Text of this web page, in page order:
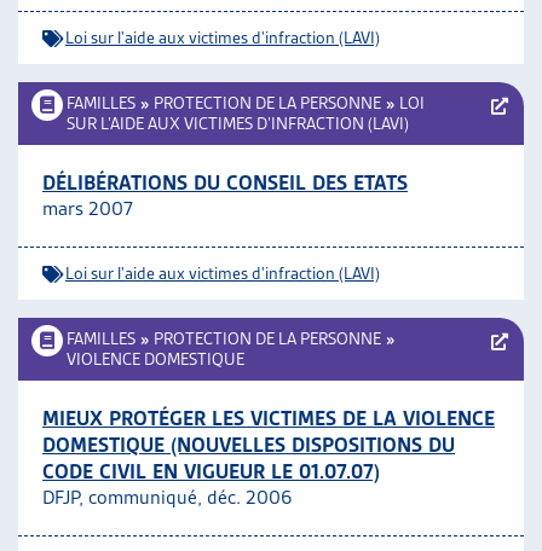
Loi sur l'aide aux victimes d'infraction (LAVI)
FAMILLES » PROTECTION DE LA PERSONNE » LOI
SUR L’AIDE AUX VICTIMES D’INFRACTION (LAVI)
DÉLIBÉRATIONS DU CONSEIL DES ETATS
mars 2007
Loi sur l'aide aux victimes d'infraction (LAVI)
FAMILLES » PROTECTION DE LA PERSONNE »
VIOLENCE DOMESTIQUE
MIEUX PROTÉGER LES VICTIMES DE LA VIOLENCE
DOMESTIQUE (NOUVELLES DISPOSITIONS DU
CODE CIVIL EN VIGUEUR LE 01.07.07)
DFJP, communiqué, déc. 2006